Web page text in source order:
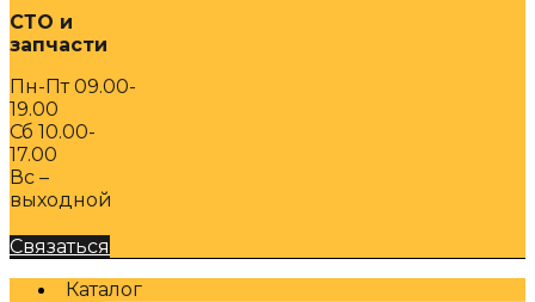
СТО и
запчасти
Пн-Пт 09.00-
19.00
Сб 10.00-
17.00
Вс –
выходной
Связаться
Каталог